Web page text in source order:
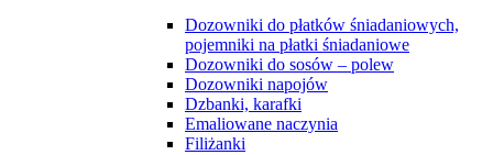
Dozowniki do płatków śniadaniowych,
pojemniki na płatki śniadaniowe
Dozowniki do sosów – polew
Dozowniki napojów
Dzbanki, karafki
Emaliowane naczynia
Filiżanki